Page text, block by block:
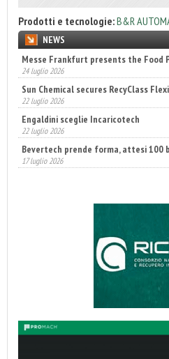
Prodotti e tecnologie:B&R
NEWS
Messe Frankfurt presents the Food
24 luglio 2026
Sun Chemical secures RecyClass
22 luglio 2026
Engaldini sceglie Incaricotech
22 luglio 2026
Bevertech prende forma, attesi 100
17 luglio 2026
Annunciati i finalisti dei Diamonds
14 luglio 2026